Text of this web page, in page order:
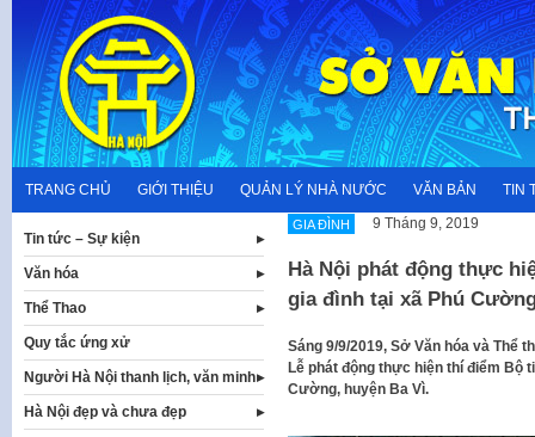
content
TRANG CHỦ GIỚI THIỆU QUẢN LÝ NHÀ NƯỚC VĂN BẢN TIN
GIA ĐÌNH 9 Tháng 9, 2019
Hà Nội phát động thực
gia đình tại xã Phú
Sáng 9/9/2019, Sở Văn hóa và Thể
Lễ phát động thực hiện thí điểm Bộ
Cường, huyện Ba Vì.
Tin tức – Sự kiện
Văn hóa
Thể Thao
Quy tắc ứng xử
Người Hà Nội thanh lịch, văn minh
Hà Nội đẹp và chưa đẹp